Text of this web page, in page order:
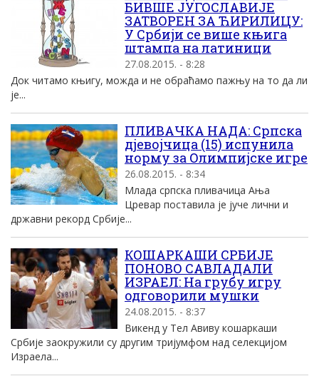
БИВШЕ ЈУГОСЛАВИЈЕ
ЗАТВОРЕН ЗА ЋИРИЛИЦУ:
У Србији се више књига
штампа на латиници
27.08.2015. - 8:28
Док читамо књигу, можда и не обраћамо пажњу на то да ли
је...
ПЛИВАЧКА НАДА: Српска
дјевојчица (15) испунила
норму за Олимпијске игре
26.08.2015. - 8:34
Млада српска пливачица Ања
Цревар поставила је јуче лични и
државни рекорд Србије...
КОШАРКАШИ СРБИЈЕ
ПОНОВО САВЛАДАЛИ
ИЗРАЕЛ: На грубу игру
одговорили мушки
24.08.2015. - 8:37
Викенд у Тел Авиву кошаркаши
Србије заокружили су другим тријумфом над селекцијом
Израела...